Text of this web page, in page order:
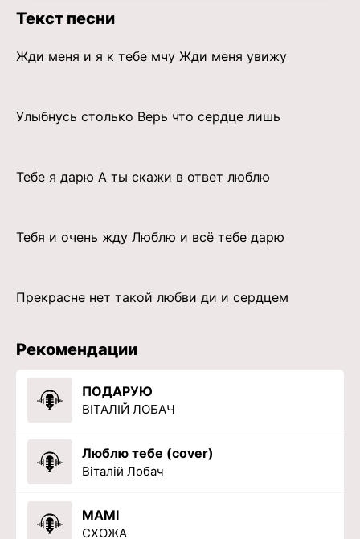
Текст песни
Жди меня и я к тебе мчу Жди меня увижу
Улыбнусь столько Верь что сердце лишь
Тебе я дарю А ты скажи в ответ люблю
Тебя и очень жду Люблю и всё тебе дарю
Прекрасне нет такой любви ди и сердцем
Рекомендации
ПОДАРУЮ
ВІТАЛІЙ ЛОБАЧ
Люблю тебе (cover)
Віталій Лобач
МАМІ
СХОЖА